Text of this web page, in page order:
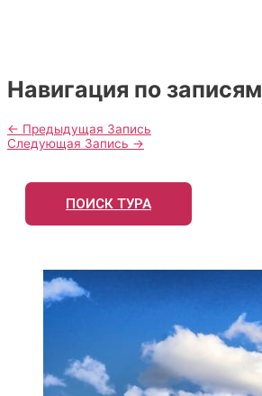
Навигация по записям
← Предыдущая Запись
Следующая Запись →
ПОИСК ТУРА